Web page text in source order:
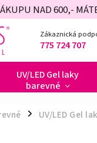
NAD 600,-
Zákaznická
775 724 707
UV/LED Gel laky
barevné
/ UV/LED Gel